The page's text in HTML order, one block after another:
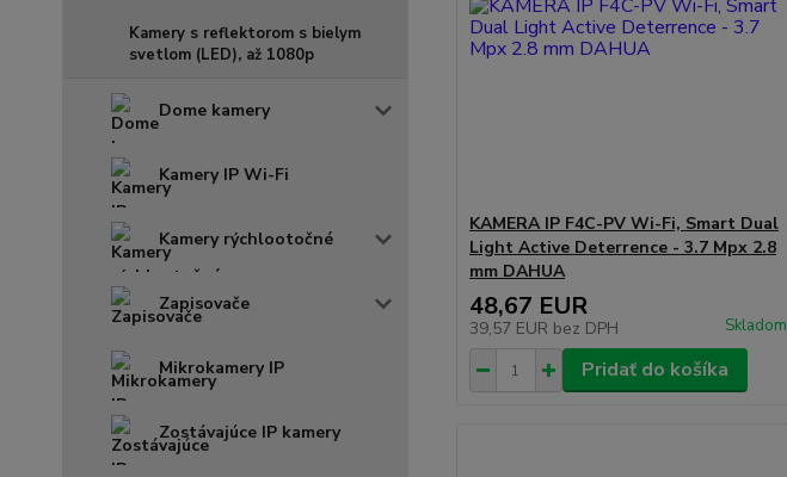
Kamery s reflektorom s bielym
svetlom (LED), až 1080p
Dome kamery
Kamery IP Wi-Fi
Kamery rýchlootočné
Zapisovače
Mikrokamery IP
Zostávajúce IP kamery
KAMERA IP F4C-PV Wi-Fi, Smart Dual
Light Active Deterrence - 3.7 Mpx 2.8
mm DAHUA
48,67 EUR
39,57 EUR bez DPH Skladom
Pridať do košíka